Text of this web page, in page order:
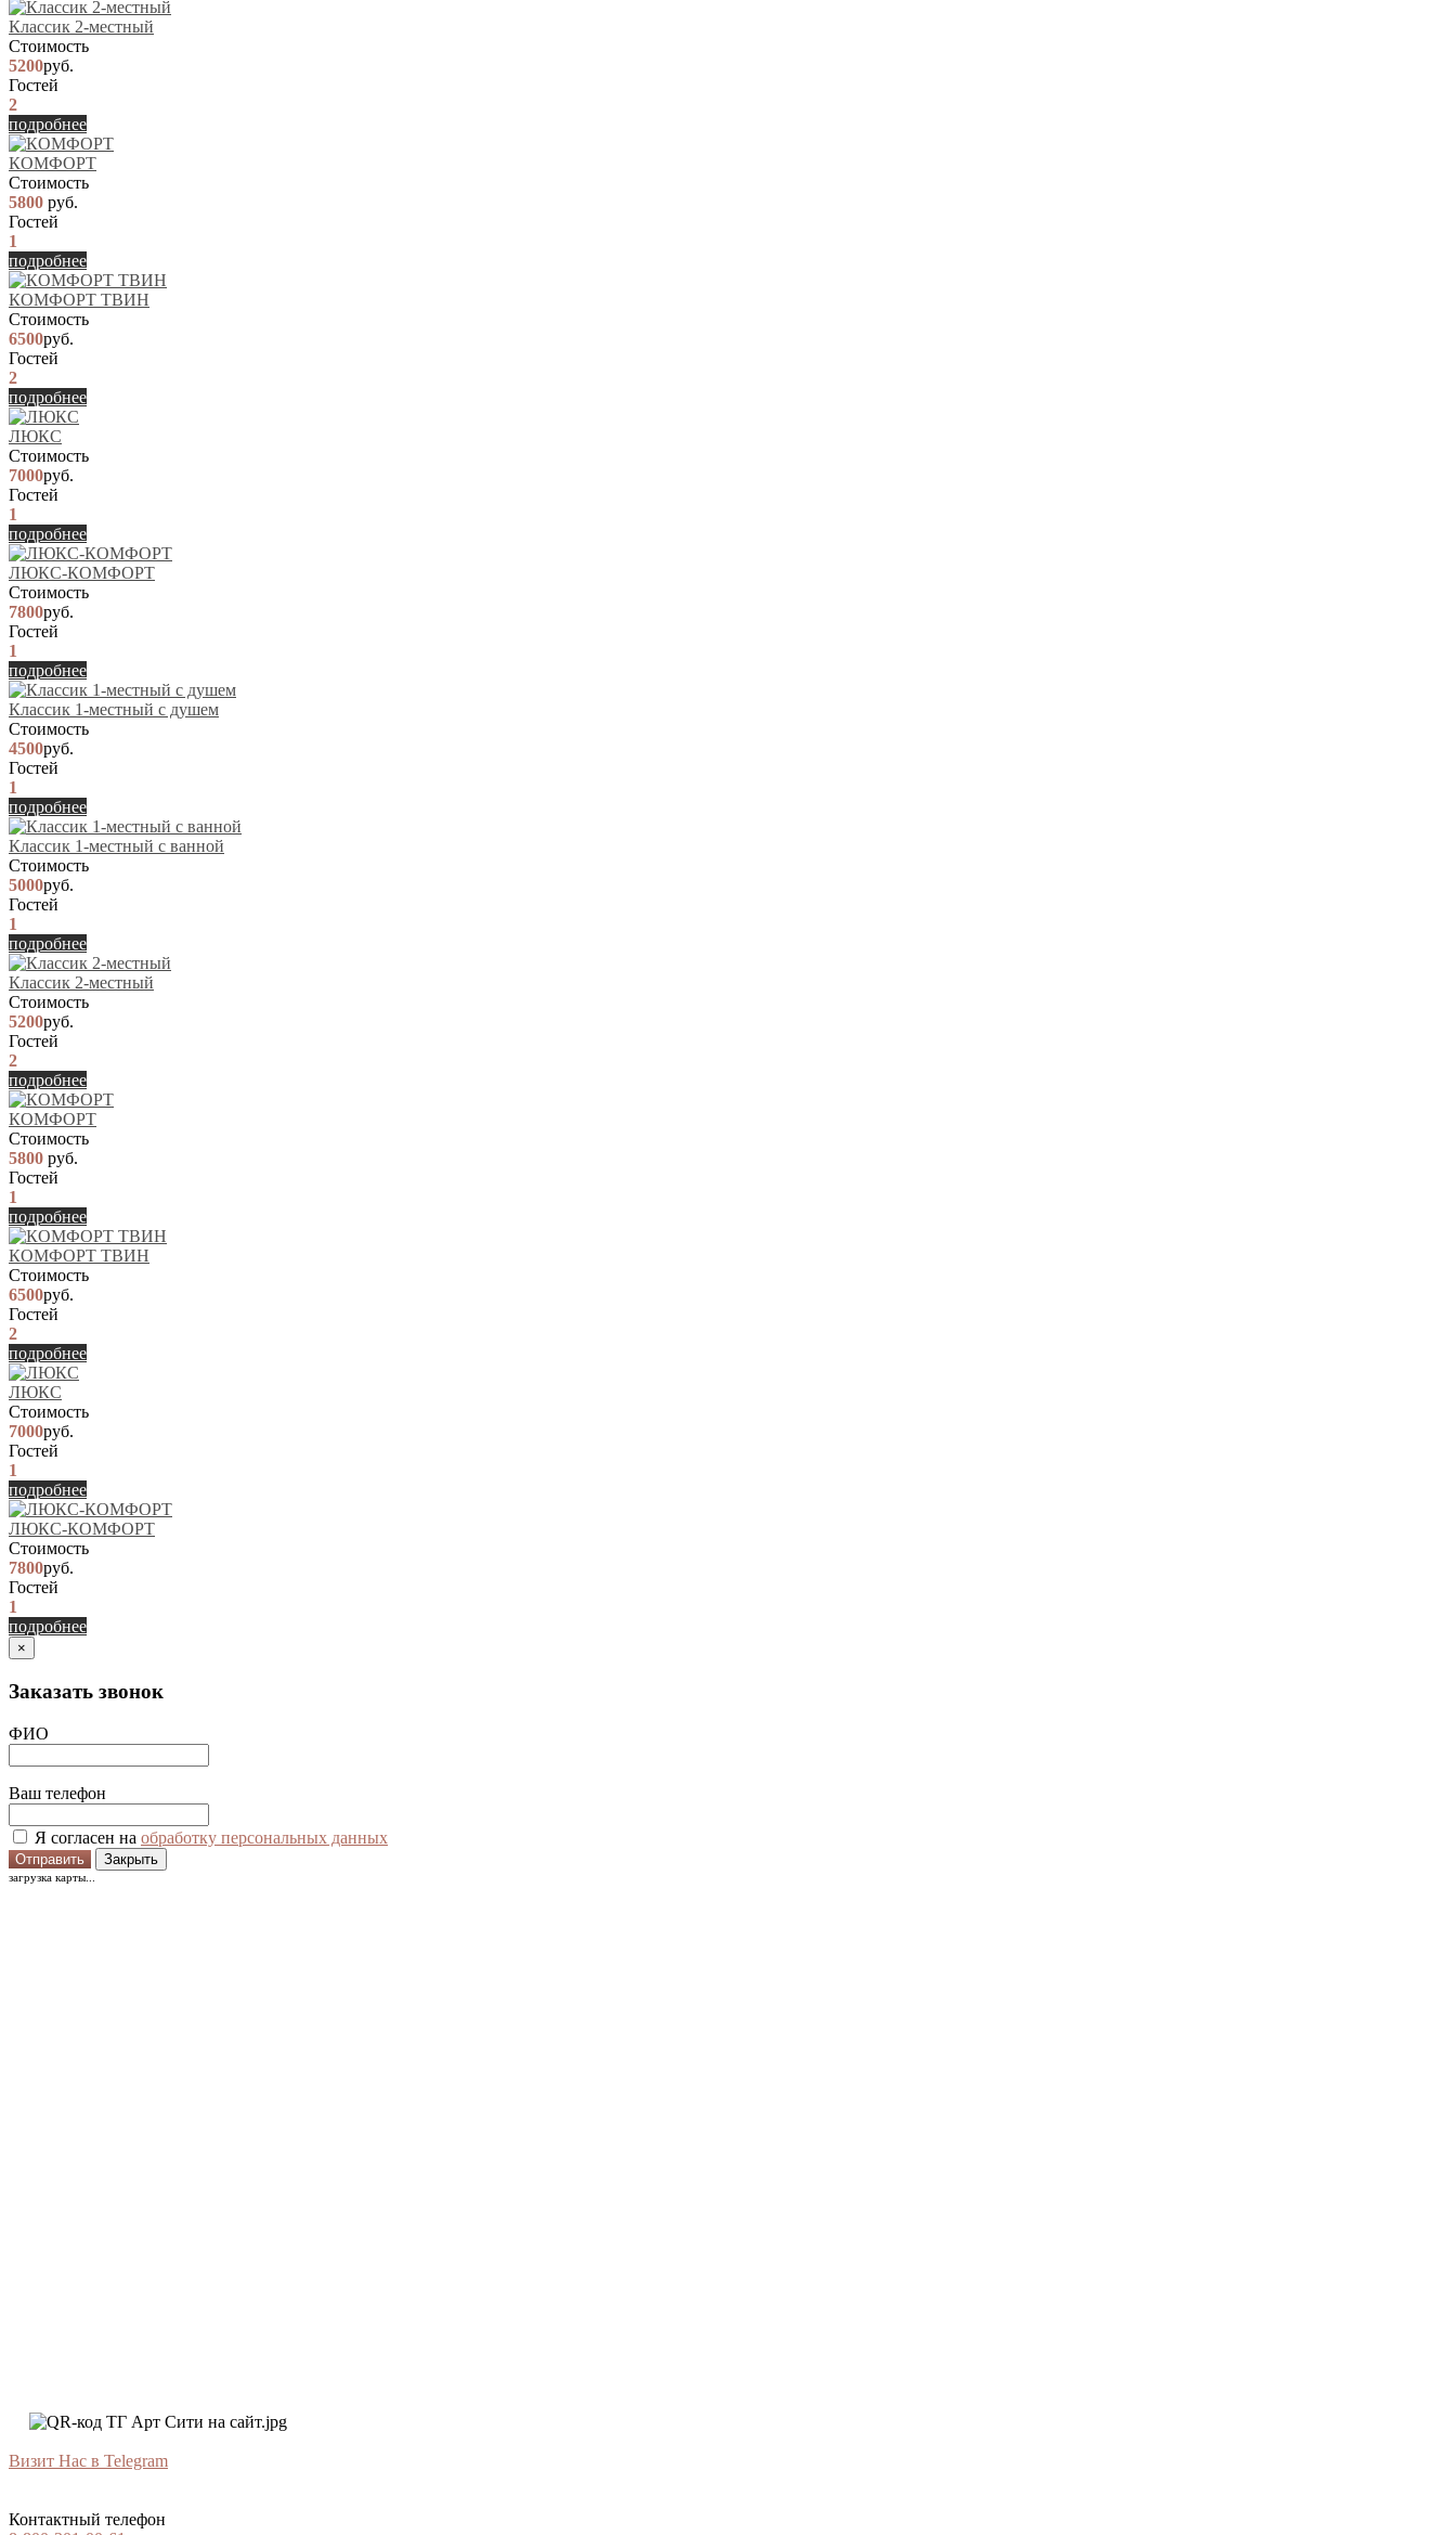
Классик 2-местный
Стоимость
5200руб.
Гостей
2
подробнее
КОМФОРТ
Стоимость
5800 руб.
Гостей
1
подробнее
КОМФОРТ ТВИН
Стоимость
6500руб.
Гостей
2
подробнее
ЛЮКС
Стоимость
7000руб.
Гостей
1
подробнее
ЛЮКС-КОМФОРТ
Стоимость
7800руб.
Гостей
1
подробнее
Классик 1-местный с душем
Стоимость
4500руб.
Гостей
1
подробнее
Классик 1-местный с ванной
Стоимость
5000руб.
Гостей
1
подробнее
Классик 2-местный
Стоимость
5200руб.
Гостей
2
подробнее
КОМФОРТ
Стоимость
5800 руб.
Гостей
1
подробнее
КОМФОРТ ТВИН
Стоимость
6500руб.
Гостей
2
подробнее
ЛЮКС
Стоимость
7000руб.
Гостей
1
подробнее
ЛЮКС-КОМФОРТ
Стоимость
7800руб.
Гостей
1
подробнее
×
Заказать звонок
ФИО
Ваш телефон
Я согласен на обработку персональных данных
Отправить Закрыть
загрузка карты...
Визит Нас в Telegram
Контактный телефон